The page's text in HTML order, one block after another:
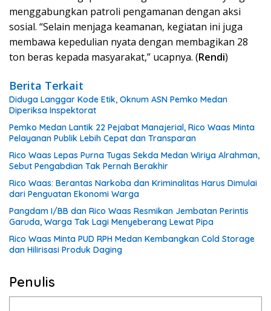
menggabungkan patroli pengamanan dengan aksi
sosial. “Selain menjaga keamanan, kegiatan ini juga
membawa kepedulian nyata dengan membagikan 28
ton beras kepada masyarakat,” ucapnya. (Rendi)
Berita Terkait
Diduga Langgar Kode Etik, Oknum ASN Pemko Medan
Diperiksa Inspektorat
Pemko Medan Lantik 22 Pejabat Manajerial, Rico Waas Minta
Pelayanan Publik Lebih Cepat dan Transparan
Rico Waas Lepas Purna Tugas Sekda Medan Wiriya Alrahman,
Sebut Pengabdian Tak Pernah Berakhir
Rico Waas: Berantas Narkoba dan Kriminalitas Harus Dimulai
dari Penguatan Ekonomi Warga
Pangdam I/BB dan Rico Waas Resmikan Jembatan Perintis
Garuda, Warga Tak Lagi Menyeberang Lewat Pipa
Rico Waas Minta PUD RPH Medan Kembangkan Cold Storage
dan Hilirisasi Produk Daging
Penulis